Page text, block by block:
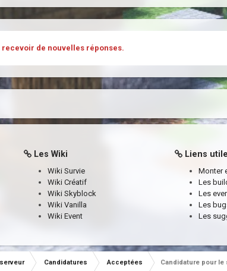
recevoir de nouvelles réponses.
Les Wiki
Wiki Survie
Wiki Créatif
Wiki Skyblock
Wiki Vanilla
Wiki Event
Liens
Monter
Les
Les
Les
Les
Candidatures Acceptées Candidature pour